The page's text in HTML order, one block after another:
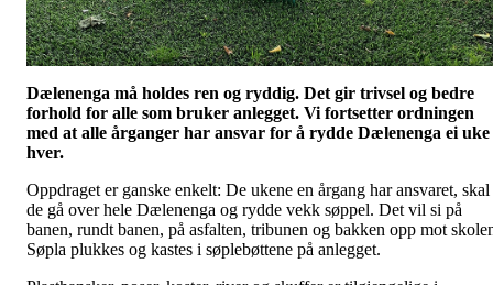
Dælenenga må holdes ren og ryddig. Det gir trivsel og bedre
forhold for alle som bruker anlegget. Vi fortsetter ordningen
med at alle årganger har ansvar for å rydde Dælenenga ei uke
hver.
Oppdraget er ganske enkelt: De ukene en årgang har ansvaret, skal
de gå over hele Dælenenga og rydde vekk søppel. Det vil si på
banen, rundt banen, på asfalten, tribunen og bakken opp mot
Søpla plukkes og kastes i søplebøttene på anlegget.